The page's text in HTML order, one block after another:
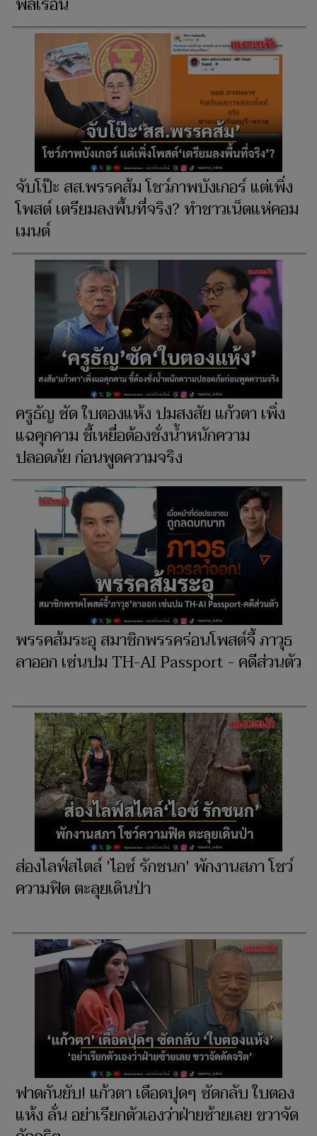
จับโป๊ะ สส.พรรคส้ม โชว์ภาพบังเกอร์ แต่เพิ่ง
โพสต์ เตรียมลงพื้นที่จริง? ทำชาวเน็ตแห่คอม
เมนต์
ครูธัญ ซัด ใบตองแห้ง ปมสงสัย แก้วตา เพิ่ง
แฉคุกคาม ชี้เหยื่อต้องชั่งน้ำหนักความ
ปลอดภัย ก่อนพูดความจริง
พรรคส้มระอุ สมาชิกพรรคร่อนโพสต์จี้ ภาวุธ
ลาออก เซ่นปม TH-AI Passport - คดีส่วนตัว
ส่องไลฟ์สไตล์ 'ไอซ์ รักชนก' พักงานสภา โชว์
ความฟิต ตะลุยเดินป่า
ฟาดกันยับ! แก้วตา เดือดปุดๆ ซัดกลับ ใบตอง
แห้ง ลั่น อย่าเรียกตัวเองว่าฝ่ายซ้ายเลย ขวาจัด